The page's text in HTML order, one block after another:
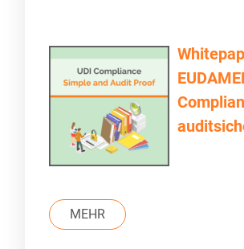
MEHR